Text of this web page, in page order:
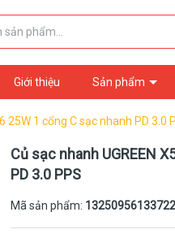
Giới thiệu Sản phẩm
25W 1 cổng C sạc nhanh PD 3.0
Củ sạc nhanh UGREEN
PD 3.0 PPS
Mã sản phẩm: